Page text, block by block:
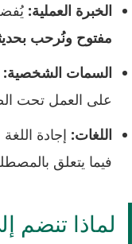
الخبرة العملية:
مفتوح ونُرحب
السمات الشخصية:
على العمل تحت
اللغات: إجادة
فيما يتعلق
لماذا تنضم